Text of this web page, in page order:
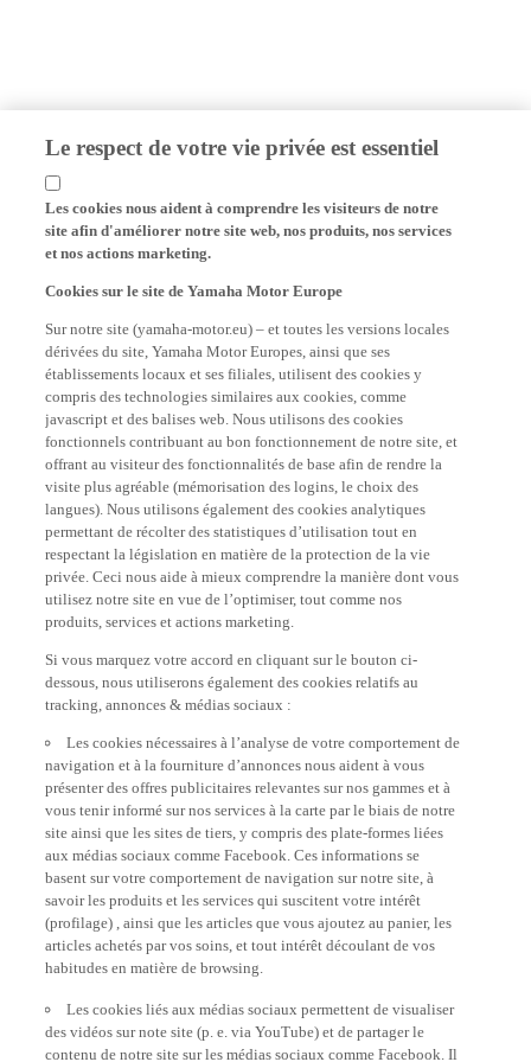
Le respect de votre vie privée est essentiel
Les cookies nous aident à comprendre les visiteurs de notre
site afin d'améliorer notre site web, nos produits, nos services
et nos actions marketing.
Cookies sur le site de Yamaha Motor Europe
Sur notre site (yamaha-motor.eu) – et toutes les versions locales
dérivées du site, Yamaha Motor Europes, ainsi que ses
établissements locaux et ses filiales, utilisent des cookies y
compris des technologies similaires aux cookies, comme
javascript et des balises web. Nous utilisons des cookies
fonctionnels contribuant au bon fonctionnement de notre site, et
offrant au visiteur des fonctionnalités de base afin de rendre la
visite plus agréable (mémorisation des logins, le choix des
langues). Nous utilisons également des cookies analytiques
permettant de récolter des statistiques d’utilisation tout en
respectant la législation en matière de la protection de la vie
privée. Ceci nous aide à mieux comprendre la manière dont vous
utilisez notre site en vue de l’optimiser, tout comme nos
produits, services et actions marketing.
Si vous marquez votre accord en cliquant sur le bouton ci-
dessous, nous utiliserons également des cookies relatifs au
tracking, annonces & médias sociaux :
Les cookies nécessaires à l’analyse de votre comportement de
navigation et à la fourniture d’annonces nous aident à vous
présenter des offres publicitaires relevantes sur nos gammes et à
vous tenir informé sur nos services à la carte par le biais de notre
site ainsi que les sites de tiers, y compris des plate-formes liées
aux médias sociaux comme Facebook. Ces informations se
basent sur votre comportement de navigation sur notre site, à
savoir les produits et les services qui suscitent votre intérêt
(profilage) , ainsi que les articles que vous ajoutez au panier, les
articles achetés par vos soins, et tout intérêt découlant de vos
habitudes en matière de browsing.
Les cookies liés aux médias sociaux permettent de visualiser
des vidéos sur note site (p. e. via YouTube) et de partager le
contenu de notre site sur les médias sociaux comme Facebook. Il